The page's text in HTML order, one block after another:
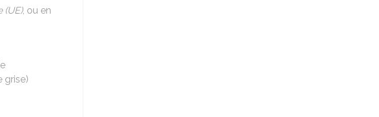
(UE), ou en
grise)